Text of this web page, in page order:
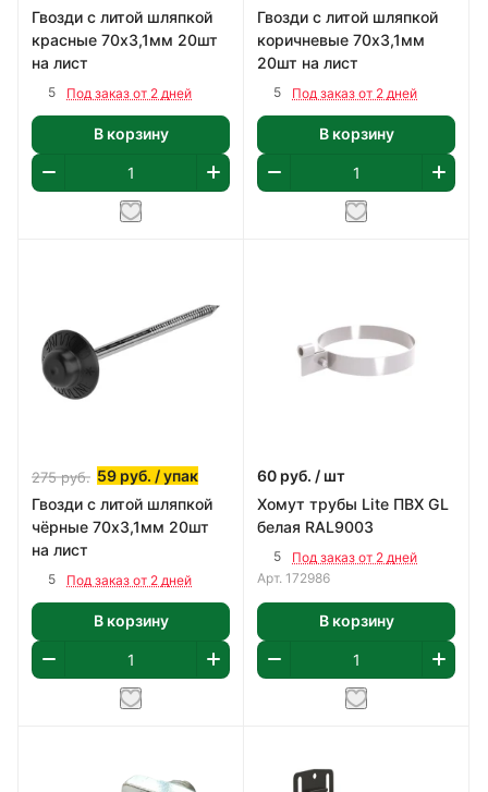
Гвозди с литой шляпкой
красные 70х3,1мм 20шт
на лист
5 Под заказ от 2 дней
В корзину
Гвозди с литой шляпкой
коричневые 70х3,1мм
20шт на лист
5 Под заказ от 2 дней
В корзину
275руб. 59 руб. / упак
Гвозди с литой шляпкой
чёрные 70х3,1мм 20шт
на лист
5 Под заказ от 2 дней
В корзину
60 руб. / шт
Хомут трубы Lite ПВХ GL
белая RAL9003
5
Под заказ от 2 дней
Арт. 172986
В корзину